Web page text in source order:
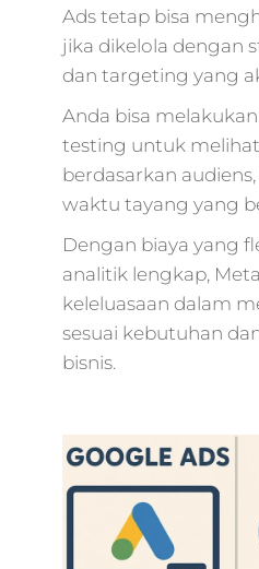
Ads tetap bisa
jika dikelola dengan
dan targeting yang
Anda bisa
testing untuk
berdasarkan
waktu tayang yang
Dengan biaya yang
analitik lengkap,
keleluasaan dalam
sesuai kebutuhan
bisnis.